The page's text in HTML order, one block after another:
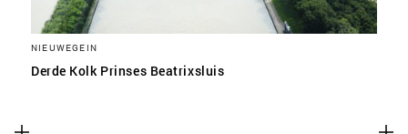
NIEUWEGEIN
Derde Kolk Prinses Beatrixsluis